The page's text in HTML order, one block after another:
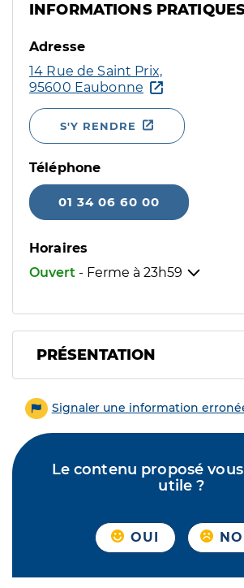
INFORMATIONS
Adresse
14 Rue de Saint Prix,
95600 Eaubonne
S'Y RENDRE
Téléphone
01 34 06 60 00
Horaires
Ouvert - Ferme à 23h59
PRÉSENTATION
Signaler une information
Le contenu proposé
utile ?
OUI